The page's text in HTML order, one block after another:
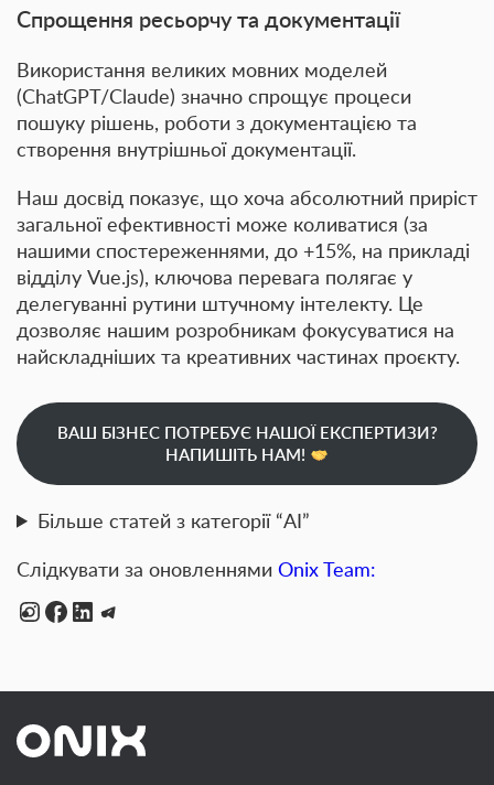
Спрощення ресьорчу та документації
Використання великих мовних моделей
(ChatGPT/Claude) значно спрощує процеси
пошуку рішень, роботи з документацією та
створення внутрішньої документації.
Наш досвід показує, що хоча абсолютний приріст
загальної ефективності може коливатися (за
нашими спостереженнями, до +15%, на прикладі
відділу Vue.js), ключова перевага полягає у
делегуванні рутини штучному інтелекту. Це
дозволяє нашим розробникам фокусуватися на
найскладніших та креативних частинах проєкту.
ВАШ БІЗНЕС ПОТРЕБУЄ НАШОЇ ЕКСПЕРТИЗИ?
НАПИШІТЬ НАМ!
Більше статей з категорії “AI”
Слідкувати за оновленнями Onix Team:
Instagram
Facebook
LinkedIn
Telegram